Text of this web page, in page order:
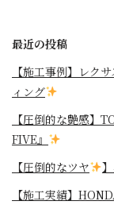
最近の投稿
【施工事例】レク
ィング
【圧倒的な艶感】
FIVE』
【圧倒的なツヤ
【施工実績】